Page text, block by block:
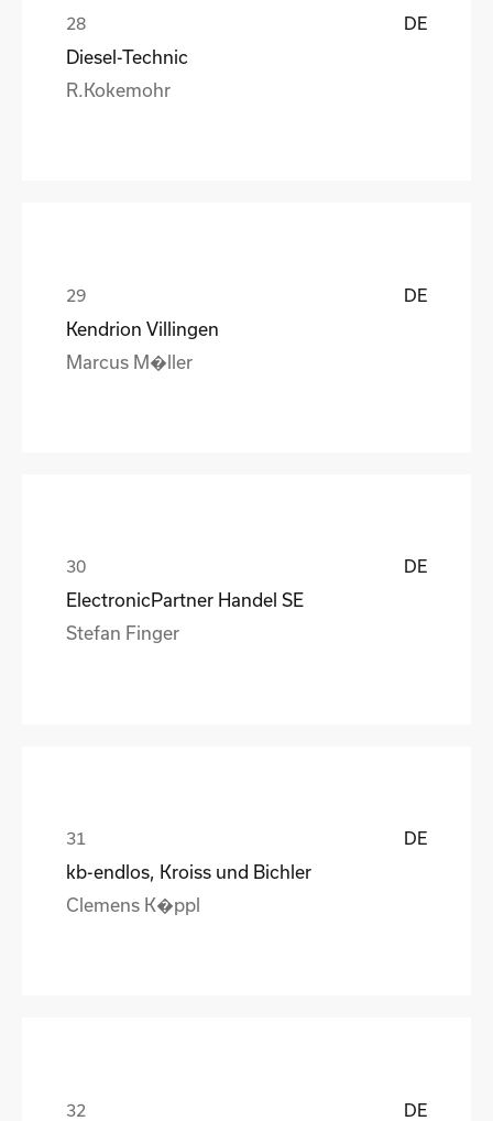
DE
Diesel-Technic
R.Kokemohr
DE
Kendrion Villingen
Marcus M�ller
DE
ElectronicPartner Handel SE
Stefan Finger
DE
kb-endlos, Kroiss und Bichler
Clemens K�ppl
DE